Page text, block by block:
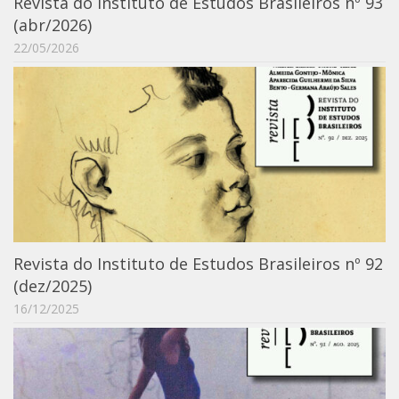
Moraes Silva
Portais
Educação em Fronteiras
Portal de Literatura de Cordel
Plataforma Modernismo
Ver – Anita Malfatti
Novos Projetos
Manuel Correia de Andrade
Graduação
Sobre a Graduação
Disciplinas
1° semestre
2° semestre
Aluno Especial
(abr/2026)
22/05/2026
Revista do Instituto de Estudos Brasileiros nº 92
(dez/2025)
16/12/2025